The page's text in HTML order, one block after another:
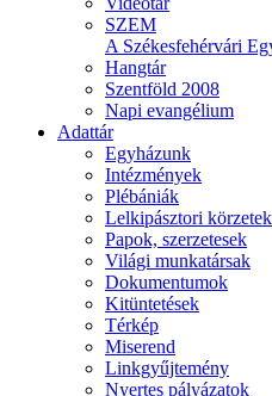
SZEM
A Székesfehérvári
Hangtár
Szentföld 2008
Napi evangélium
Adattár
Egyházunk
Intézmények
Plébániák
Lelkipásztori körzetek
Papok, szerzetesek
Világi munkatársak
Dokumentumok
Kitüntetések
Térkép
Miserend
Linkgyűjtemény
Nyertes pályázatok